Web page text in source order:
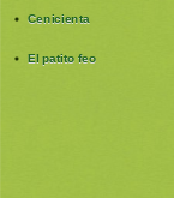
Cenicienta
El patito feo